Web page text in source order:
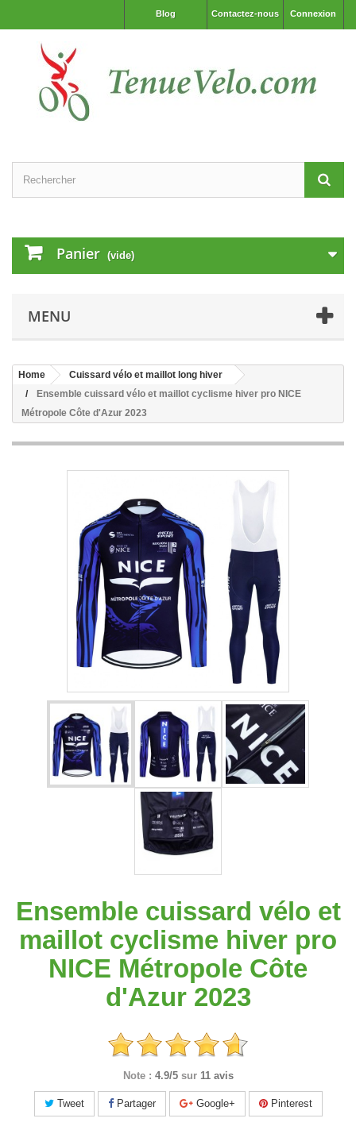
Connexion
Contactez-nous
Blog
Panier (vide)
MENU
Home
Cuissard vélo et maillot long hiver
Ensemble cuissard vélo et maillot cyclisme hiver pro NICE
Métropole Côte d'Azur 2023
Ensemble cuissard vélo et
maillot cyclisme hiver pro
NICE Métropole Côte
d'Azur 2023
Note : 4.9/5 sur 11 avis
Tweet Partager Google+ Pinterest